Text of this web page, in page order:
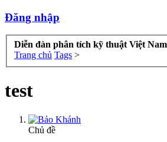
Đăng nhập
Diễn đàn phân tích kỹ thuật Việt Nam
Trang chủ Tags >
test
Chủ đề